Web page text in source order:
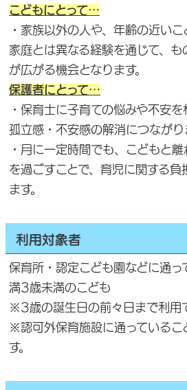
こどもにとって…
・家族以外の人や、年齢の近いこ
家庭とは異なる経験を通じて、
が広がる機会となります。
保護者にとって…
・保育士に子育ての悩みや不安を
孤立感・不安感の解消につながり
・月に一定時間でも、こどもと
を過ごすことで、育児に関する負
ます。
利用対象者
保育所・認定こども園などに通
満3歳未満のこども
※3歳の誕生日の前々日まで利用
※認可外保育施設に通っているこ
す。